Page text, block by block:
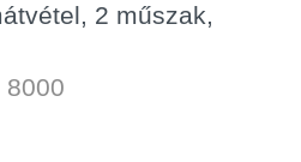
2 műszak,
8000